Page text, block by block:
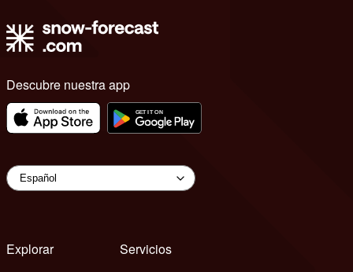
Descubre nuestra app
Explorar
Servicios